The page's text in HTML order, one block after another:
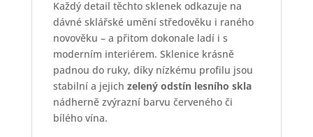
Každý detail těchto sklenek odkazuje na
dávné sklářské umění středověku i raného
novověku – a přitom dokonale ladí i s
moderním interiérem. Sklenice krásně
padnou do ruky, díky nízkému profilu jsou
stabilní a jejich zelený odstín lesního skla
nádherně zvýrazní barvu červeného či
bílého vína.